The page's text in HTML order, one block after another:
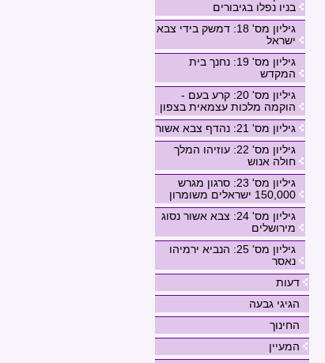
בניו נפלו בגיבורים
גיליון מס' 18: דמשק בידי צבא
ישראל
גיליון מס' 19: נחנך בית
המקדש
גיליון מס' 20: קרע בעם -
הוקמה מלכות עצמאית בצפון
גיליון מס' 21: נהדף צבא אשור
גיליון מס' 22: עוזיהו המלך
חולה אנוש
גיליון מס' 23: סרגון מגרש
150,000 ישראלים משומרון
גיליון מס' 24: צבא אשור נסוג
מירושלים
גיליון מס' 25: הנביא ירמיהו
נאסר
דעות
הגיגי גבעה
החינוך
המעיין